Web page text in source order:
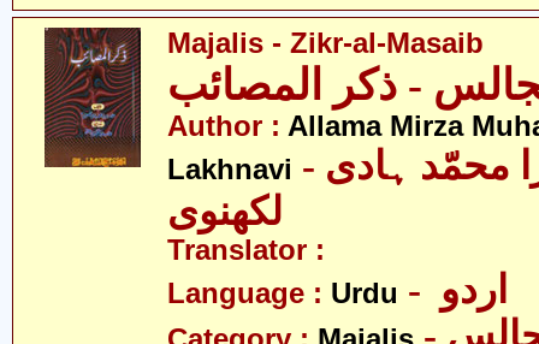
Majalis - Zikr-al-Masaib
Author : Allama Mirza
Lakhnavi - علامہ مرزا محمّد ہادی
لکھنوی
Translator :
Language : Urdu